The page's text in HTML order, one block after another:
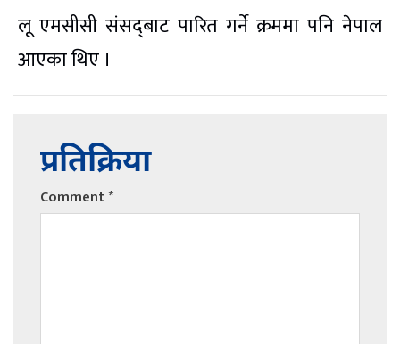
लू एमसीसी संसद्‌बाट पारित गर्ने क्रममा पनि नेपाल
आएका थिए ।
प्रतिक्रिया
Comment*